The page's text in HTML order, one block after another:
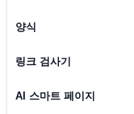
양식
링크 검사기
AI 스마트 페이지